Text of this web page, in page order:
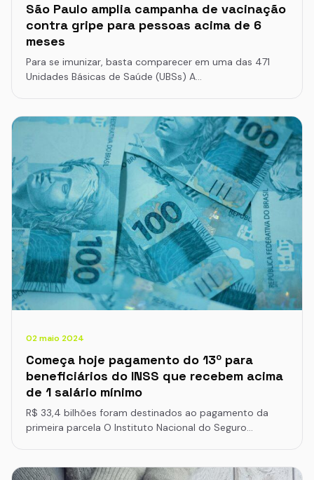
São Paulo amplia campanha de vacinação
contra gripe para pessoas acima de 6
meses
Para se imunizar, basta comparecer em uma das 471
Unidades Básicas de Saúde (UBSs) A…
02 maio 2024
Começa hoje pagamento do 13º para
beneficiários do INSS que recebem acima
de 1 salário mínimo
R$ 33,4 bilhões foram destinados ao pagamento da
primeira parcela O Instituto Nacional do Seguro…